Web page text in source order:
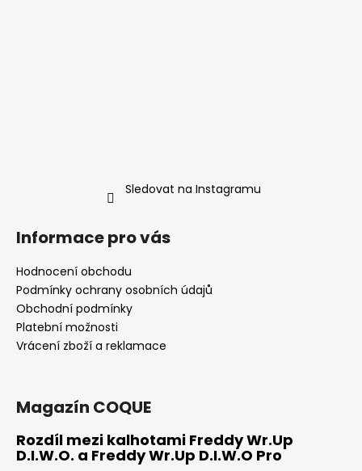
Sledovat na Instagramu
Informace pro vás
Hodnocení obchodu
Podmínky ochrany osobních údajů
Obchodní podmínky
Platební možnosti
Vrácení zboží a reklamace
Magazín COQUE
Rozdíl mezi kalhotami Freddy Wr.Up
D.I.W.O. a Freddy Wr.Up D.I.W.O Pro